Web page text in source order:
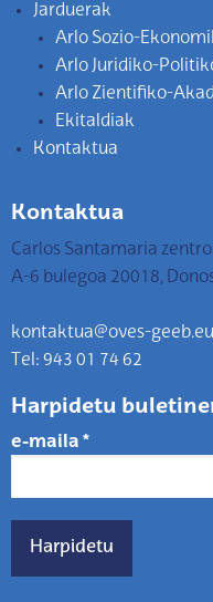
Jarduerak
Arlo Sozio-
Arlo Juridiko-
Arlo Zientifiko-
Ekitaldiak
Kontaktua
Kontaktua
Carlos Santamaria
A-6 bulegoa 20018,
kontaktua@oves-
Tel: 943 01 74 62
Harpidetu
e-maila *